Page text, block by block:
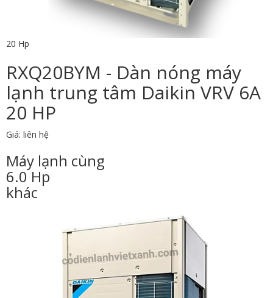
20 Hp
RXQ20BYM - Dàn nóng máy
lạnh trung tâm Daikin VRV 6A
20 HP
Giá: liên hệ
Máy lạnh cùng
6.0 Hp
khác